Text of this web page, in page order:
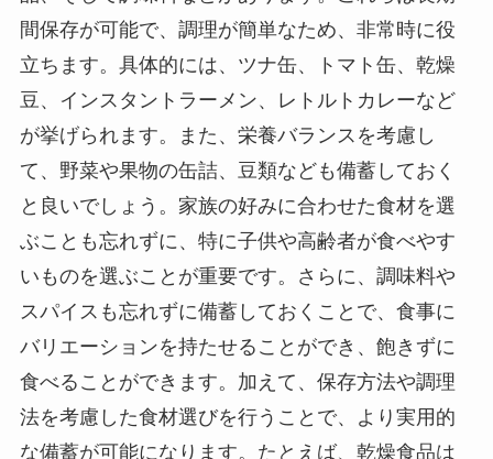
間保存が可能で、調理が簡単なため、非常時に役
立ちます。具体的には、ツナ缶、トマト缶、乾燥
豆、インスタントラーメン、レトルトカレーなど
が挙げられます。また、栄養バランスを考慮し
て、野菜や果物の缶詰、豆類なども備蓄しておく
と良いでしょう。家族の好みに合わせた食材を選
ぶことも忘れずに、特に子供や高齢者が食べやす
いものを選ぶことが重要です。さらに、調味料や
スパイスも忘れずに備蓄しておくことで、食事に
バリエーションを持たせることができ、飽きずに
食べることができます。加えて、保存方法や調理
法を考慮した食材選びを行うことで、より実用的
な備蓄が可能になります。たとえば、乾燥食品は